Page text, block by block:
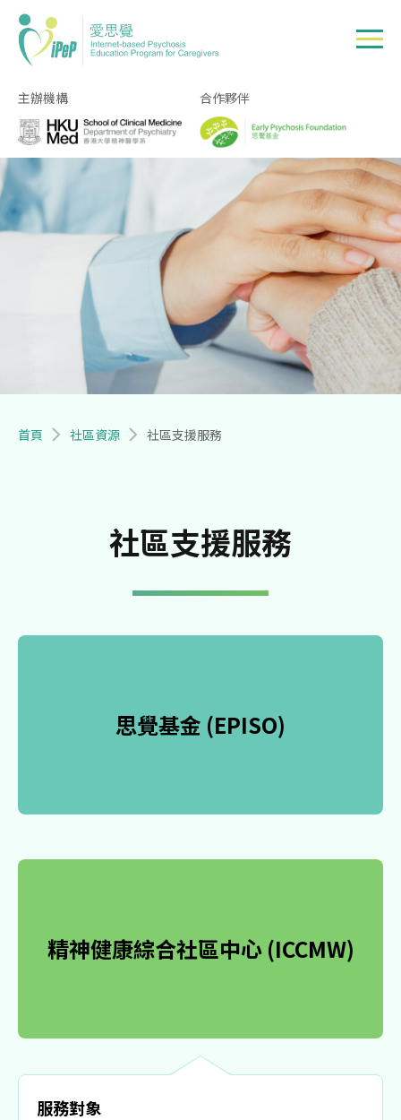
Skip to main content
主辦機構 合作夥伴
導航連結
首頁 社區資源 社區支援服務
社區支援服務
思覺基金 (EPISO)
精神健康綜合社區中心 (ICCMW)
服務對象